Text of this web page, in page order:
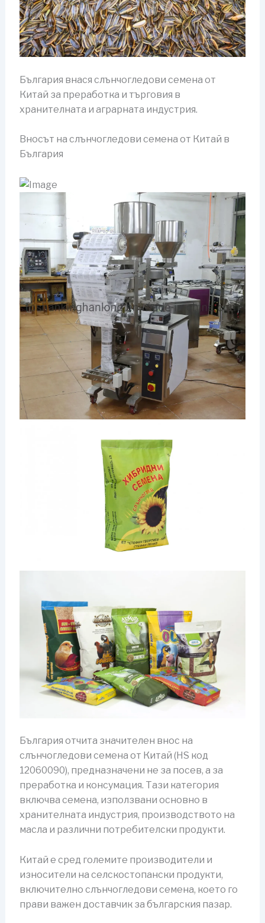
България внася слънчогледови семена от
Китай за преработка и търговия в
хранителната и аграрната индустрия.
Вносът на слънчогледови семена от Китай в
България
България отчита значителен внос на
слънчогледови семена от Китай (HS код
12060090), предназначени не за посев, а за
преработка и консумация. Тази категория
включва семена, използвани основно в
хранителната индустрия, производството на
масла и различни потребителски продукти.
Китай е сред големите производители и
износители на селскостопански продукти,
включително слънчогледови семена, което го
прави важен доставчик за българския пазар.